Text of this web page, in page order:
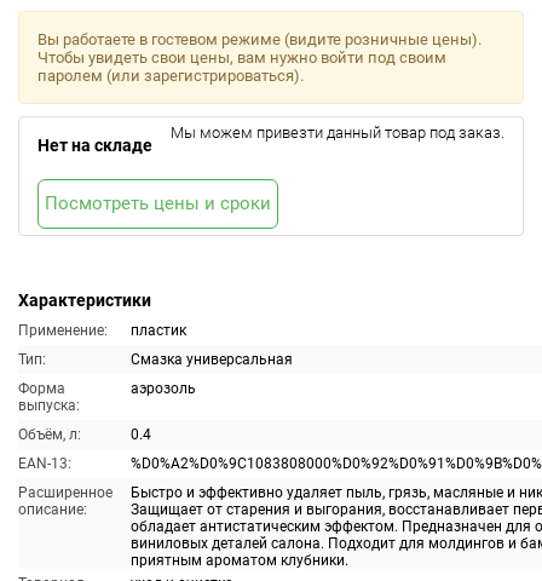
Характеристики
Применение:
пластик
Тип:
Смазка универсальная
Форма
выпуска:
аэрозоль
Объём, л:
0.4
EAN-13:
Расширенное
описание:
Быстро и эффективно удаляет пыль, грязь, масляные и
Защищает от старения и выгорания, восстанавливает
обладает антистатическим эффектом. Предназначен для
виниловых деталей салона. Подходит для молдингов и
приятным ароматом клубники.
Вы работаете в гостевом режиме (видите розничные цены).
Чтобы увидеть свои цены, вам нужно войти под своим
паролем (или зарегистрироваться).
Нет на складе
Мы можем привезти данный товар под заказ.
Посмотреть цены и сроки